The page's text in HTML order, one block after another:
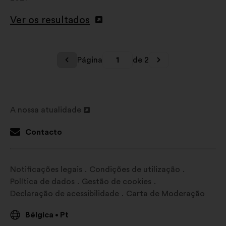
Ver os resultados
Página 1 de 2
A nossa atualidade
num
Contacto
Notificações legais
Condições de utilização
Política de dados
Gestão de cookies
Declaração de acessibilidade
Carta de Moderação
Bélgica • Pt